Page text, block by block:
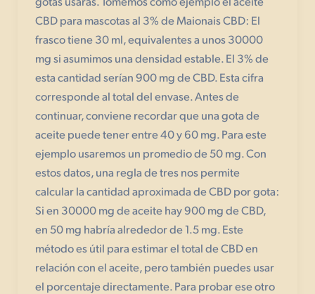
CBD para mascotas al 3% de Maionais CBD: El
frasco tiene 30 ml, equivalentes a unos 30000
mg si asumimos una densidad estable. El 3% de
esta cantidad serían 900 mg de CBD. Esta cifra
corresponde al total del envase. Antes de
continuar, conviene recordar que una gota de
aceite puede tener entre 40 y 60 mg. Para este
ejemplo usaremos un promedio de 50 mg. Con
estos datos, una regla de tres nos permite
calcular la cantidad aproximada de CBD por gota:
Si en 30000 mg de aceite hay 900 mg de CBD,
en 50 mg habría alrededor de 1.5 mg. Este
método es útil para estimar el total de CBD en
relación con el aceite, pero también puedes usar
el porcentaje directamente. Para probar ese otro